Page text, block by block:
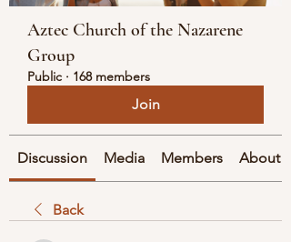
Aztec Church of the Nazarene
Group
Public · 168 members
Join
Discussion Media Members About
Back